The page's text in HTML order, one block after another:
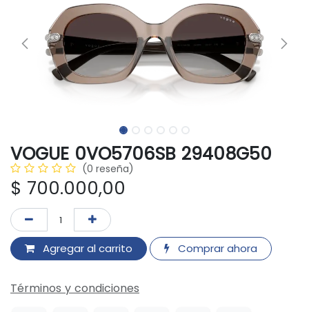
VOGUE 0VO5706SB 29408G50
(0 reseña)
$ 700.000,00
Agregar al carrito Comprar ahora
Términos y condiciones